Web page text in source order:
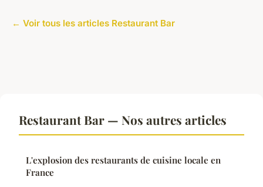
← Voir tous les articles Restaurant Bar
Restaurant Bar — Nos autres articles
L'explosion des restaurants de cuisine locale en
France